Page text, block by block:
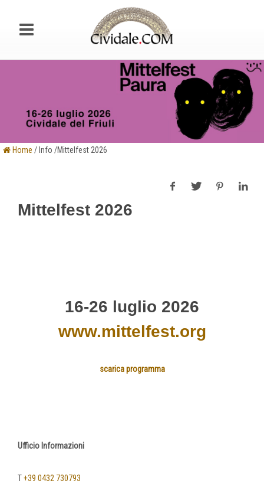
Home / Info /Mittelfest 2026
Mittelfest 2026
16-26 luglio 2026
www.mittelfest.org
scarica programma
Ufficio Informazioni
T+39 0432 730793